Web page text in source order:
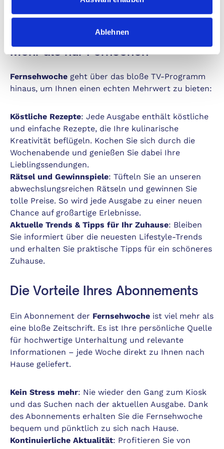
Ablehnen
Highlights für Ihre Woche zusammen.
Mehr als nur Fernsehen
Fernsehwoche geht über das bloße TV-Programm
hinaus, um Ihnen einen echten Mehrwert zu bieten:
Köstliche Rezepte: Jede Ausgabe enthält köstliche
und einfache Rezepte, die Ihre kulinarische
Kreativität beflügeln. Kochen Sie sich durch die
Wochenabende und genießen Sie dabei Ihre
Lieblingssendungen.
Rätsel und Gewinnspiele: Tüfteln Sie an unseren
abwechslungsreichen Rätseln und gewinnen Sie
tolle Preise. So wird jede Ausgabe zu einer neuen
Chance auf großartige Erlebnisse.
Aktuelle Trends & Tipps für Ihr Zuhause: Bleiben
Sie informiert über die neuesten Lifestyle-Trends
und erhalten Sie praktische Tipps für ein schöneres
Zuhause.
Die Vorteile Ihres Abonnements
Ein Abonnement der Fernsehwoche ist viel mehr als
eine bloße Zeitschrift. Es ist Ihre persönliche Quelle
für hochwertige Unterhaltung und relevante
Informationen – jede Woche direkt zu Ihnen nach
Hause geliefert.
Kein Stress mehr: Nie wieder den Gang zum Kiosk
und das Suchen nach der aktuellen Ausgabe. Dank
des Abonnements erhalten Sie die Fernsehwoche
bequem und pünktlich zu sich nach Hause.
Kontinuierliche Aktualität: Profitieren Sie von